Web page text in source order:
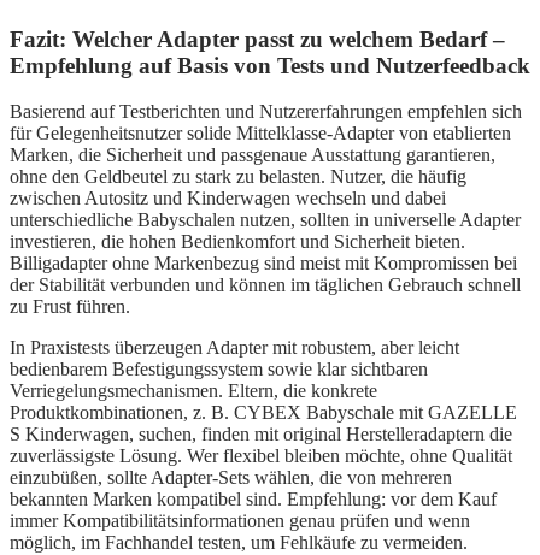
Fazit: Welcher Adapter passt zu welchem Bedarf –
Empfehlung auf Basis von Tests und Nutzerfeedback
Basierend auf Testberichten und Nutzererfahrungen empfehlen sich
für Gelegenheitsnutzer solide Mittelklasse-Adapter von etablierten
Marken, die Sicherheit und passgenaue Ausstattung garantieren,
ohne den Geldbeutel zu stark zu belasten. Nutzer, die häufig
zwischen Autositz und Kinderwagen wechseln und dabei
unterschiedliche Babyschalen nutzen, sollten in universelle Adapter
investieren, die hohen Bedienkomfort und Sicherheit bieten.
Billigadapter ohne Markenbezug sind meist mit Kompromissen bei
der Stabilität verbunden und können im täglichen Gebrauch schnell
zu Frust führen.
In Praxistests überzeugen Adapter mit robustem, aber leicht
bedienbarem Befestigungssystem sowie klar sichtbaren
Verriegelungsmechanismen. Eltern, die konkrete
Produktkombinationen, z. B. CYBEX Babyschale mit GAZELLE
S Kinderwagen, suchen, finden mit original Herstelleradaptern die
zuverlässigste Lösung. Wer flexibel bleiben möchte, ohne Qualität
einzubüßen, sollte Adapter-Sets wählen, die von mehreren
bekannten Marken kompatibel sind. Empfehlung: vor dem Kauf
immer Kompatibilitätsinformationen genau prüfen und wenn
möglich, im Fachhandel testen, um Fehlkäufe zu vermeiden.